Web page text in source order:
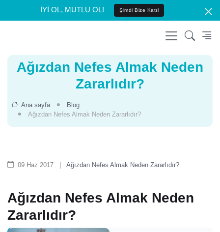
İYİ OL, MUTLU OL! Şimdi Bize Katıl
Ağızdan Nefes Almak Neden
Zararlıdır?
Ana sayfa
Blog
Ağızdan Nefes Almak Neden Zararlıdır?
09 Haz 2017 Ağızdan Nefes Almak Neden Zararlıdır?
Ağızdan Nefes Almak Neden
Zararlıdır?